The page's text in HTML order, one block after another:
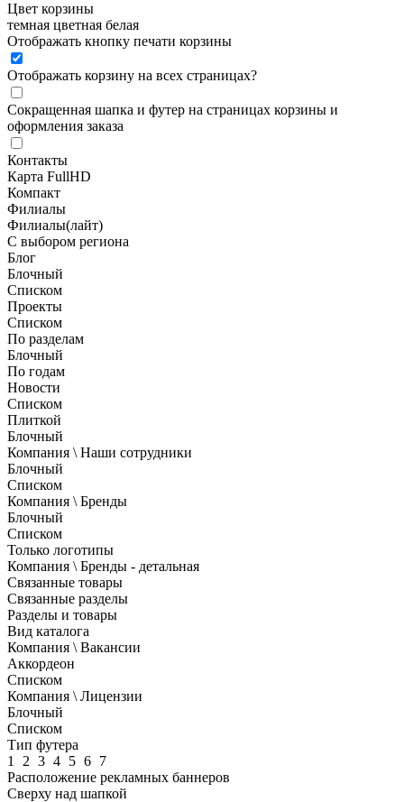
Цвет корзины
темная цветная белая
Отображать кнопку печати корзины
Отображать корзину на всех страницах?
Сокращенная шапка и футер на страницах корзины и
оформления заказа
Контакты
Карта FullHD
Компакт
Филиалы
Филиалы(лайт)
С выбором региона
Блог
Блочный
Списком
Проекты
Списком
По разделам
Блочный
По годам
Новости
Списком
Плиткой
Блочный
Компания \ Наши сотрудники
Блочный
Списком
Компания \ Бренды
Блочный
Списком
Только логотипы
Компания \ Бренды - детальная
Связанные товары
Связанные разделы
Разделы и товары
Вид каталога
Компания \ Вакансии
Аккордеон
Списком
Компания \ Лицензии
Блочный
Списком
Тип футера
1
2 3 4 5 6 7
Расположение рекламных баннеров
Сверху над шапкой